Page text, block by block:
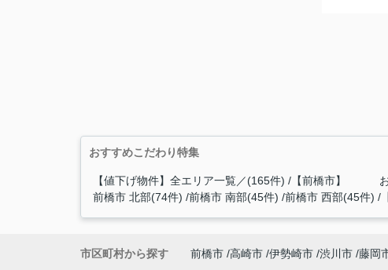
おすすめこだわり特集
【値下げ物件】全エリア一覧／(165件) 【前橋市】 お
前橋市 北部(74件) 前橋市 南部(45件) 前橋市 西部(45件)
市区町村から探す 前橋市 高崎市 伊勢崎市 渋川市 藤岡